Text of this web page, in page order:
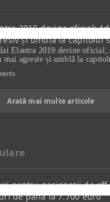
Elantra 2019 devine oficial;
mai agresiv și umblă la
Arată mai multe articole